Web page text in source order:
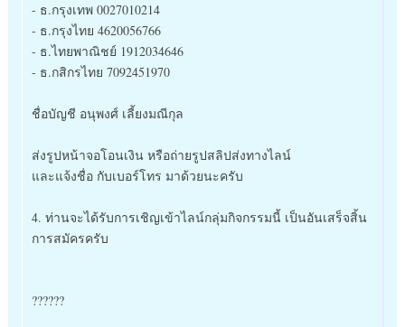
- ธ.กรุงเทพ 0027010214
- ธ.กรุงไทย 4620056766
- ธ.ไทยพาณิชย์ 1912034646
- ธ.กสิกรไทย 7092451970
ชื่อบัญชี อนุพงศ์ เลี้ยงมณีกุล
ส่งรูปหน้าจอโอนเงิน หรือถ่ายรูปสลิปส่งทางไลน์
และแจ้งชื่อ กับเบอร์โทร มาด้วยนะครับ
4. ท่านจะได้รับการเชิญเข้าไลน์กลุ่มกิจกรรมนี้ เป็นอันเสร็จสิ้น
การสมัครครับ
??????